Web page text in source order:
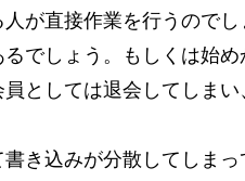
が直接作業を行うので
でしょう。もしくは始め
としては退会してしま
き込みが分散してしま